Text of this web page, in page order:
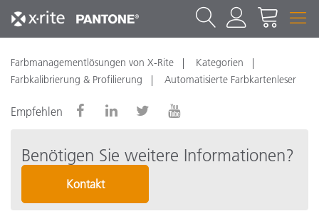
Farbmanagementlösungen von X-Rite
Kategorien
Farbkalibrierung & Profilierung
Automatisierte Farbkartenleser
Empfehlen
Benötigen Sie weitere Informationen?
Kontakt